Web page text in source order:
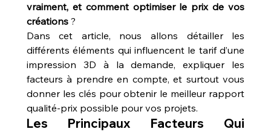
vraiment, et comment optimiser le prix de vos
créations ?
Dans cet article, nous allons détailler les
différents éléments qui influencent le tarif d’une
impression 3D à la demande, expliquer les
facteurs à prendre en compte, et surtout vous
donner les clés pour obtenir le meilleur rapport
qualité-prix possible pour vos projets.
Les Principaux Facteurs Qui